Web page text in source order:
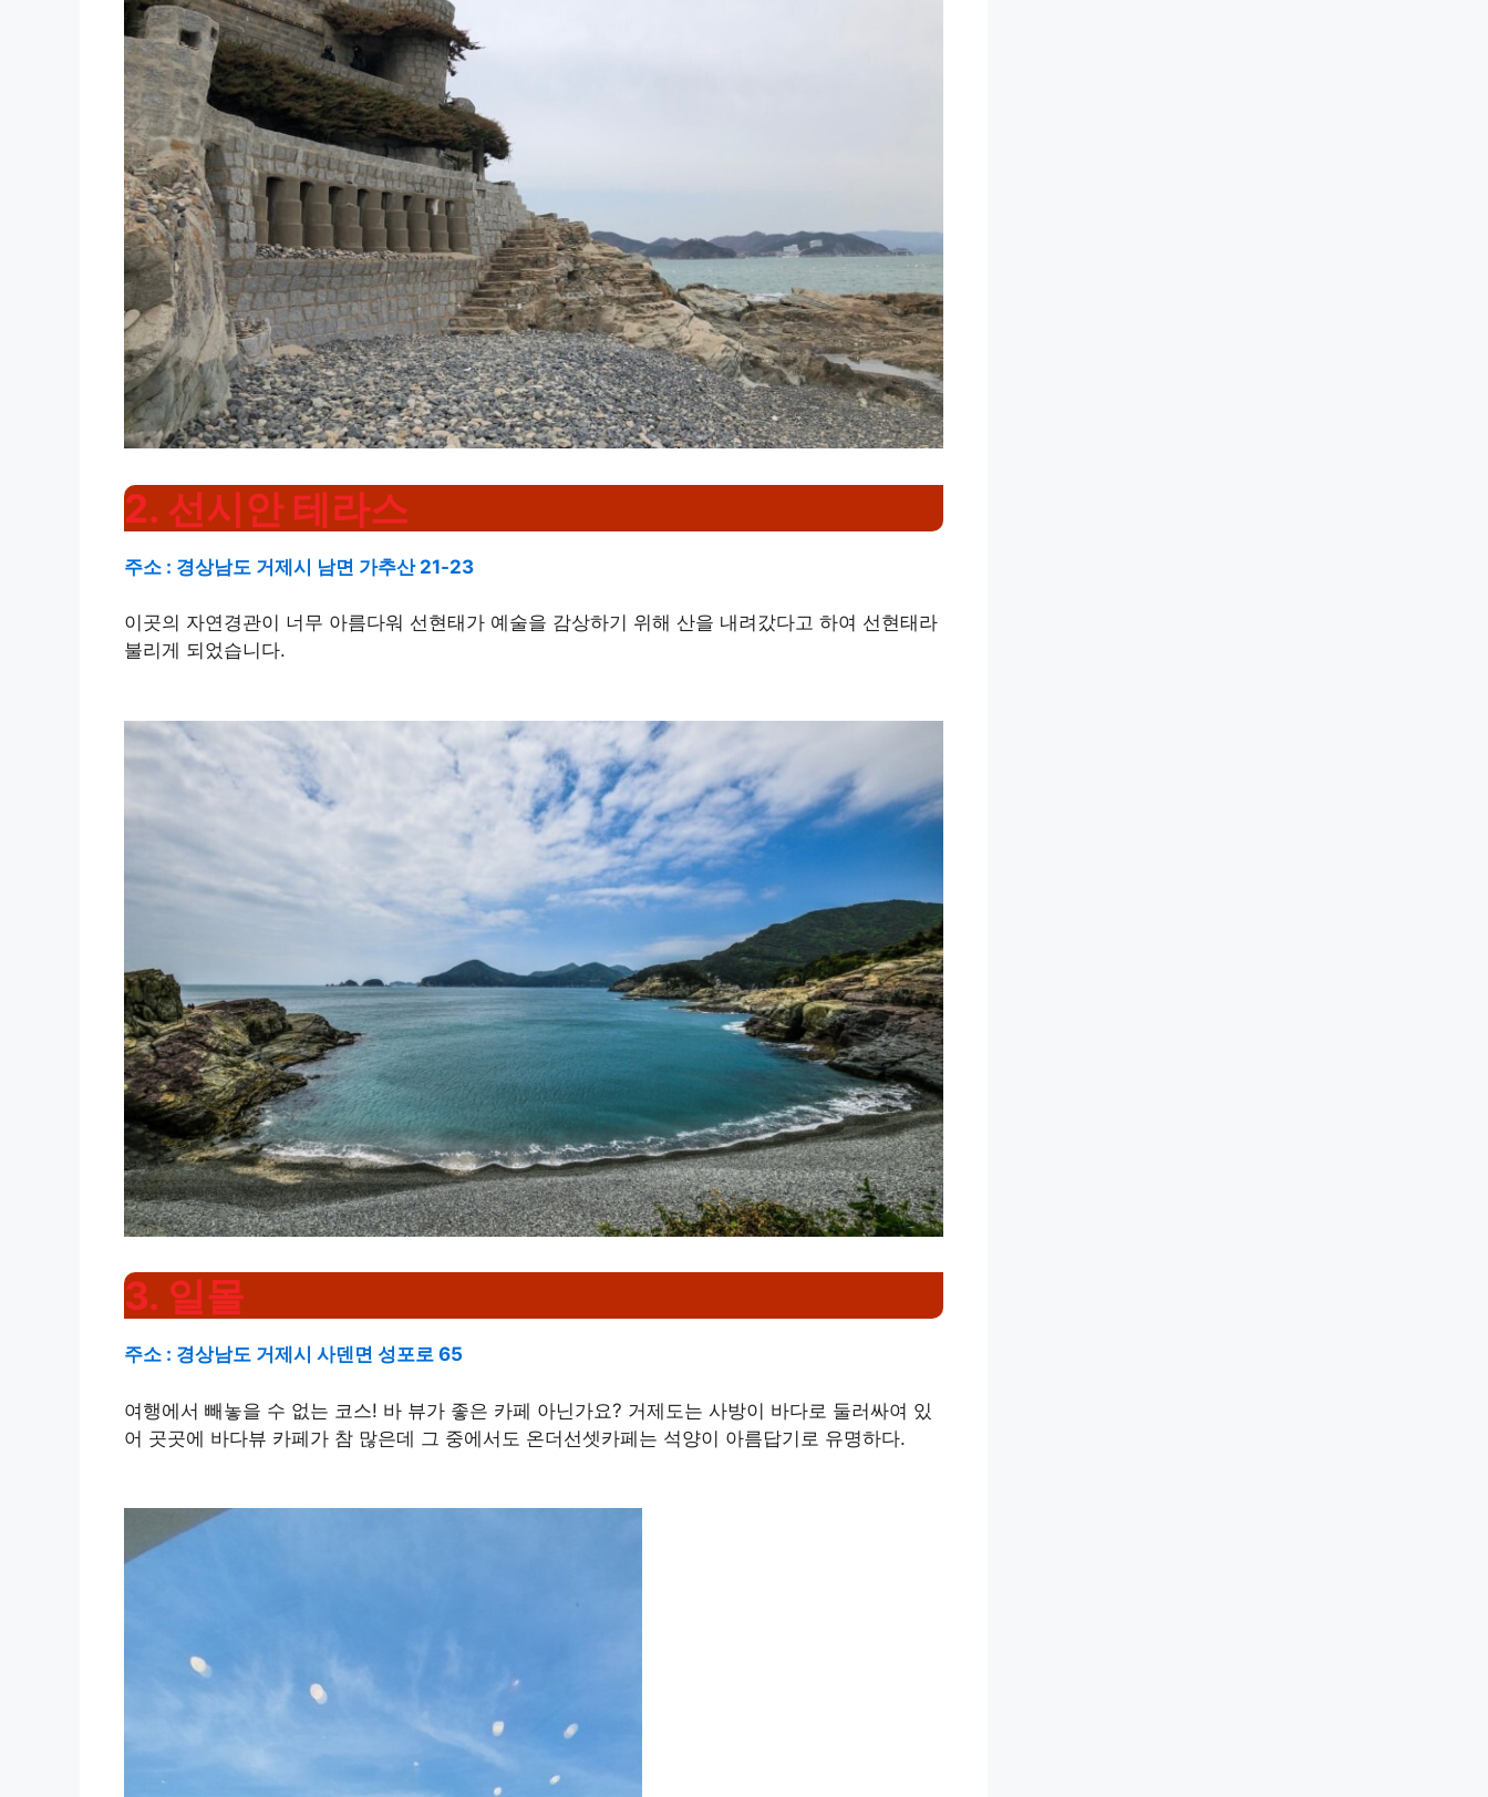
2. 선시안 테라스
주소 : 경상남도 거제시 남면 가추산 21-23
이곳의 자연경관이 너무 아름다워 선현태가 예술을 감상하기 위해 산을 내려갔다고 하여 선현태라
불리게 되었습니다.
3. 일몰
주소 : 경상남도 거제시 사덴면 성포로 65
여행에서 빼놓을 수 없는 코스! 바 뷰가 좋은 카페 아닌가요? 거제도는 사방이 바다로 둘러싸여 있
어 곳곳에 바다뷰 카페가 참 많은데 그 중에서도 온더선셋카페는 석양이 아름답기로 유명하다.